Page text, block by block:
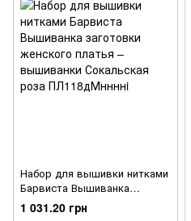
Набор для вышивки нитками
Барвиста Вышиванка
заготовки женского платья –
вышиванки Сокальская роза
1 031.20 грн